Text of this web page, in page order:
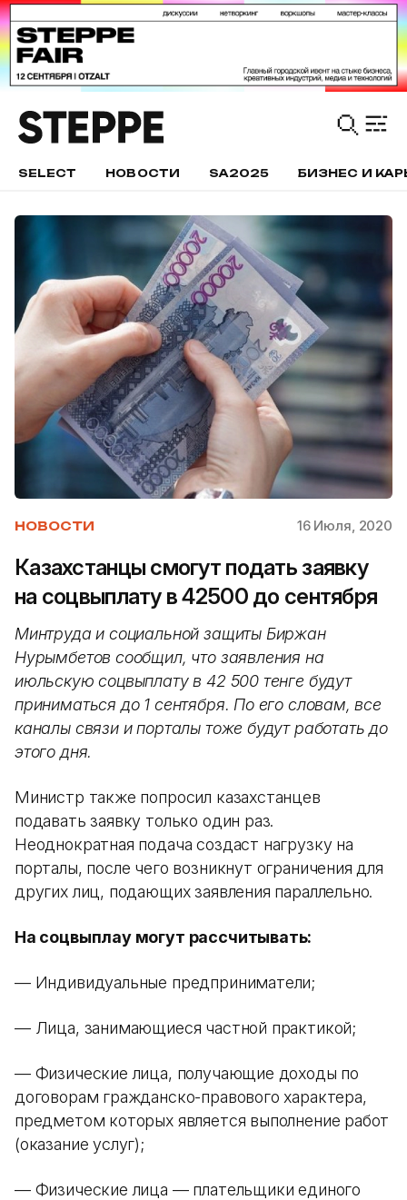
SELECT НОВОСТИ SA2025 БИЗНЕС И
НОВОСТИ 16 Июля, 2020
Казахстанцы смогут подать заявку
на соцвыплату в 42500 до сентября
Минтруда и социальной защиты Биржан
Нурымбетов сообщил, что заявления на
июльскую соцвыплату в 42 500 тенге будут
приниматься до 1 сентября. По его словам, все
каналы связи и порталы тоже будут работать до
этого дня.
Министр также попросил казахстанцев
подавать заявку только один раз.
Неоднократная подача создаст нагрузку на
порталы, после чего возникнут ограничения для
других лиц, подающих заявления параллельно.
На соцвыплау могут рассчитывать:
— Индивидуальные предприниматели;
— Лица, занимающиеся частной практикой;
— Физические лица, получающие доходы по
договорам гражданско-правового характера,
предметом которых является выполнение работ
(оказание услуг);
— Физические лица — плательщики единого